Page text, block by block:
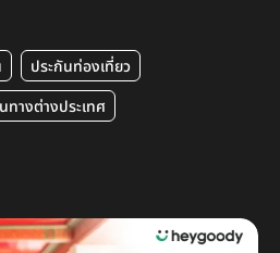
ประกันท่องเที่ยว
ทางต่างประเทศ